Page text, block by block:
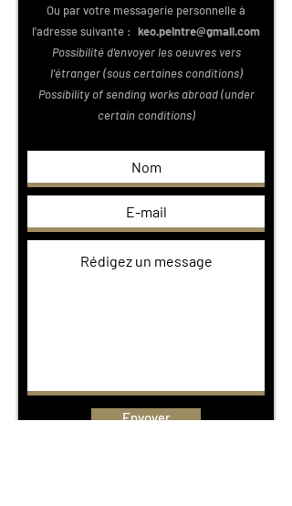
Ou par votre messagerie personnelle à
l'adresse suivante : keo.peintre@gmail.com
Possibilité d'envoyer les oeuvres vers
l'étranger (sous certaines conditions)
Possibility of sending works abroad (under
certain conditions)
Envoyer